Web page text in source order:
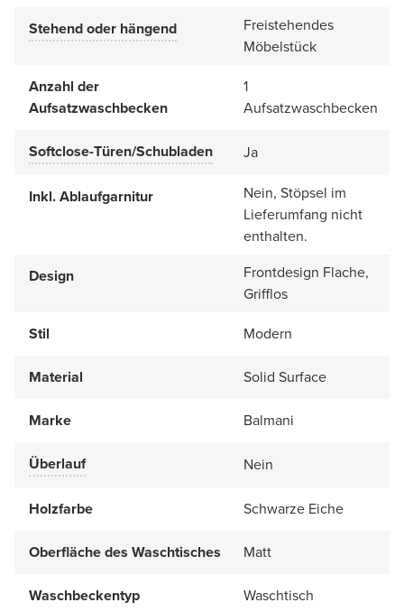
Stehend oder hängend
Freistehendes
Möbelstück
Anzahl der
Aufsatzwaschbecken
1
Aufsatzwaschbecken
Softclose-Türen/Schubladen Ja
Inkl. Ablaufgarnitur
Nein, Stöpsel im
Lieferumfang nicht
enthalten.
Design
Frontdesign Flache,
Grifflos
Stil
Modern
Material Solid Surface
Marke Balmani
Überlauf Nein
Holzfarbe Schwarze Eiche
Oberfläche des Waschtisches Matt
Waschbeckentyp Waschtisch